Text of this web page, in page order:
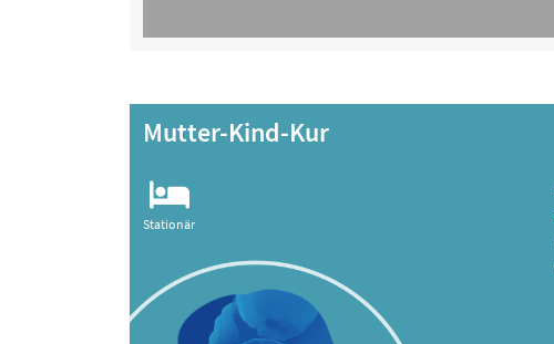
Mutter-Kind-Kur
Stationär